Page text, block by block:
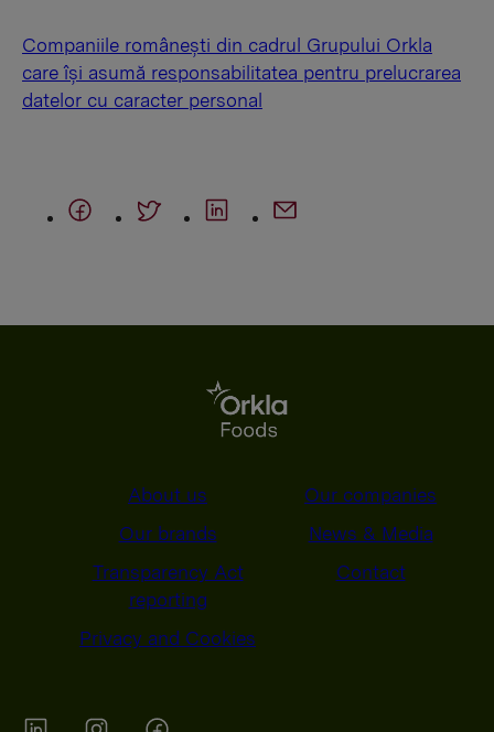
Companiile românești din cadrul Grupului Orkla
care își asumă responsabilitatea pentru prelucrarea
datelor cu caracter personal
About us
Our companies
Our brands
News & Media
Transparency Act
reporting
Contact
Privacy and Cookies